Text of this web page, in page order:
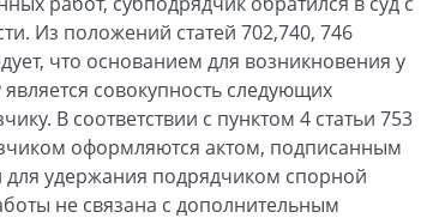
Из положений статей 702,740, 746
что основанием для возникновения у
совокупность следующих
В соответствии с пунктом 4 статьи 753
оформляются актом, подписанным
для удержания подрядчиком спорной
не связана с дополнительным